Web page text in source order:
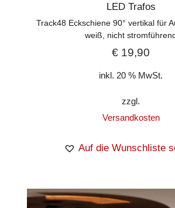
LED Trafos
Track48 Eckschiene 90° vertikal für
weiß, nicht
€ 19,90
inkl. 20 % MwSt.
zzgl.
Versandkosten
Auf die Wunschliste